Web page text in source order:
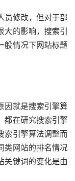
大的影响，搜索引
般情况下网站标题
都在研究搜索引擎
索引擎算法调整而
类网站的排名情况
关键词的变化是由